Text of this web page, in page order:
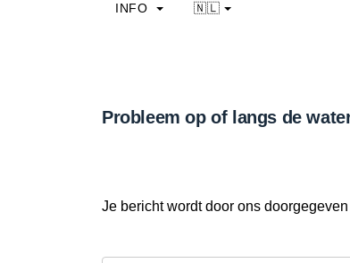
INFO 🇳🇱
Probleem op of langs de
Je bericht wordt door ons